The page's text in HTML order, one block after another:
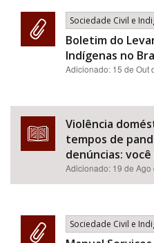
Sociedade Civil e
Boletim do
Indígenas no
Adicionado: 15 de Out
Violência
tempos de
denúncias:
Adicionado: 19 de Ago
Sociedade Civil e